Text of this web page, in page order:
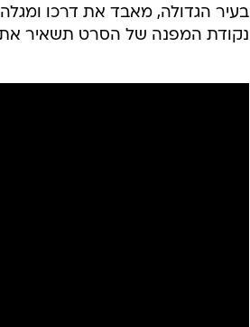
בעיר הגדולה, מאבד את דרכו
נקודת המפנה של הסרט תשאיר